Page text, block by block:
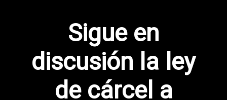
Sigue en
discusión la ley
de cárcel a